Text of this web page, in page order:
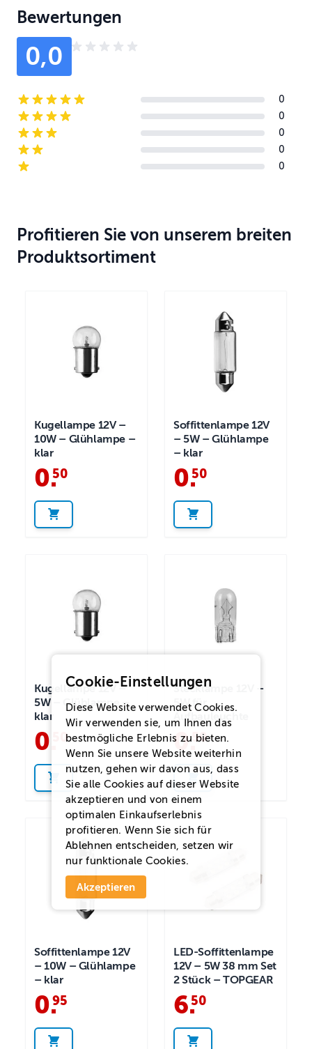
Bewertungen
0,0
5-star reviews
0
4-star reviews
0
3-star reviews
0
2-star reviews
0
1-star reviews
0
Profitieren Sie von unserem breiten
Produktsortiment
Kugellampe 12V –
10W – Glühlampe –
klar
0.
50
Soffittenlampe 12V
– 5W – Glühlampe
– klar
0.
50
Kugellampe 12V –
5W – Glühlampe –
klar
0 50
Stecklampe 12V –
5W für
Aufbauleuchte
0. 50
Soffittenlampe 12V
– 10W – Glühlampe
– klar
0.
95
LED-Soffittenlampe
12V – 5W 38 mm Set
2 Stück – TOPGEAR
6.
50
Cookie-Einstellungen
Diese Website verwendet Cookies.
Wir verwenden sie, um Ihnen das
bestmögliche Erlebnis zu bieten.
Wenn Sie unsere Website weiterhin
nutzen, gehen wir davon aus, dass
Sie alle Cookies auf dieser Website
akzeptieren und von einem
optimalen Einkaufserlebnis
profitieren. Wenn Sie sich für
Ablehnen entscheiden, setzen wir
nur funktionale Cookies.
Akzeptieren